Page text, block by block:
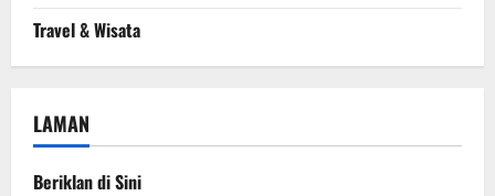
Travel & Wisata
LAMAN
Beriklan di Sini